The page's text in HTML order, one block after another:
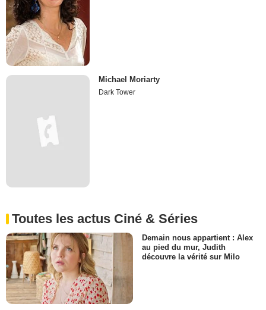
Michael Moriarty
Dark Tower
Toutes les actus Ciné & Séries
Demain nous appartient : Alex
au pied du mur, Judith
découvre la vérité sur Milo